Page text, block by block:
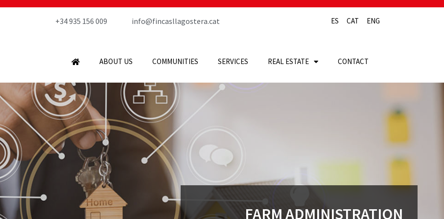
+34 935 156 009 info@fincasllagostera.cat ES CAT ENG
ABOUT US COMMUNITIES SERVICES REAL ESTATE CONTACT
ACCOUNTING,